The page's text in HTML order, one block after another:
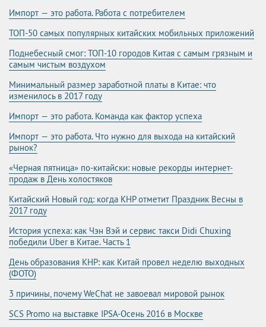
Импорт — это работа. Работа с потребителем
ТОП-50 самых популярных китайских мобильных приложений
Поднебесный смог: ТОП-10 городов Китая с самым грязным и
самым чистым воздухом
Минимальный размер заработной платы в Китае: что
изменилось в 2017 году
Импорт — это работа. Команда как фактор успеха
Импорт — это работа. Что нужно для выхода на китайский
рынок?
«Черная пятница» по-китайски: новые рекорды интернет-
продаж в День холостяков
Китайский Новый год: когда КНР отметит Праздник Весны в
2017 году
История успеха: как Чэн Вэй и сервис такси Didi Chuxing
победили Uber в Китае. Часть 1
День образования КНР: как Китай провел неделю выходных
(ФОТО)
3 причины, почему WeChat не завоевал мировой рынок
SCS Promo на выставке IPSA-Осень 2016 в Москве